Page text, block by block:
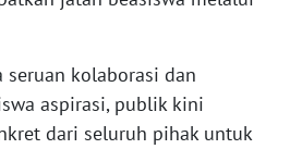
seruan kolaborasi dan
aspirasi, publik kini
dari seluruh pihak untuk